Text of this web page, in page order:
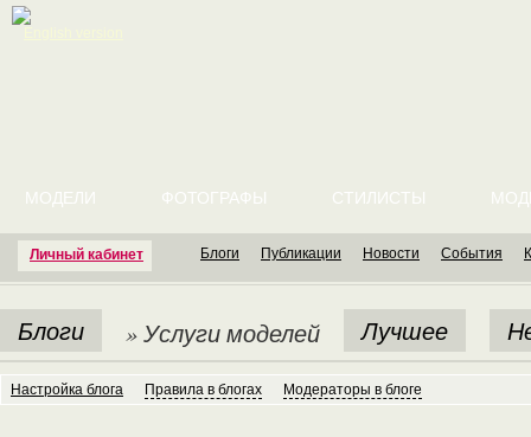
Личный кабинет
МОДЕЛИ ФОТОГРАФЫ СТИЛИСТЫ
Блоги Публикации Новости События
Блоги » Услуги моделей Лучшее
Настройка блога Правила в блогах Модераторы в блоге